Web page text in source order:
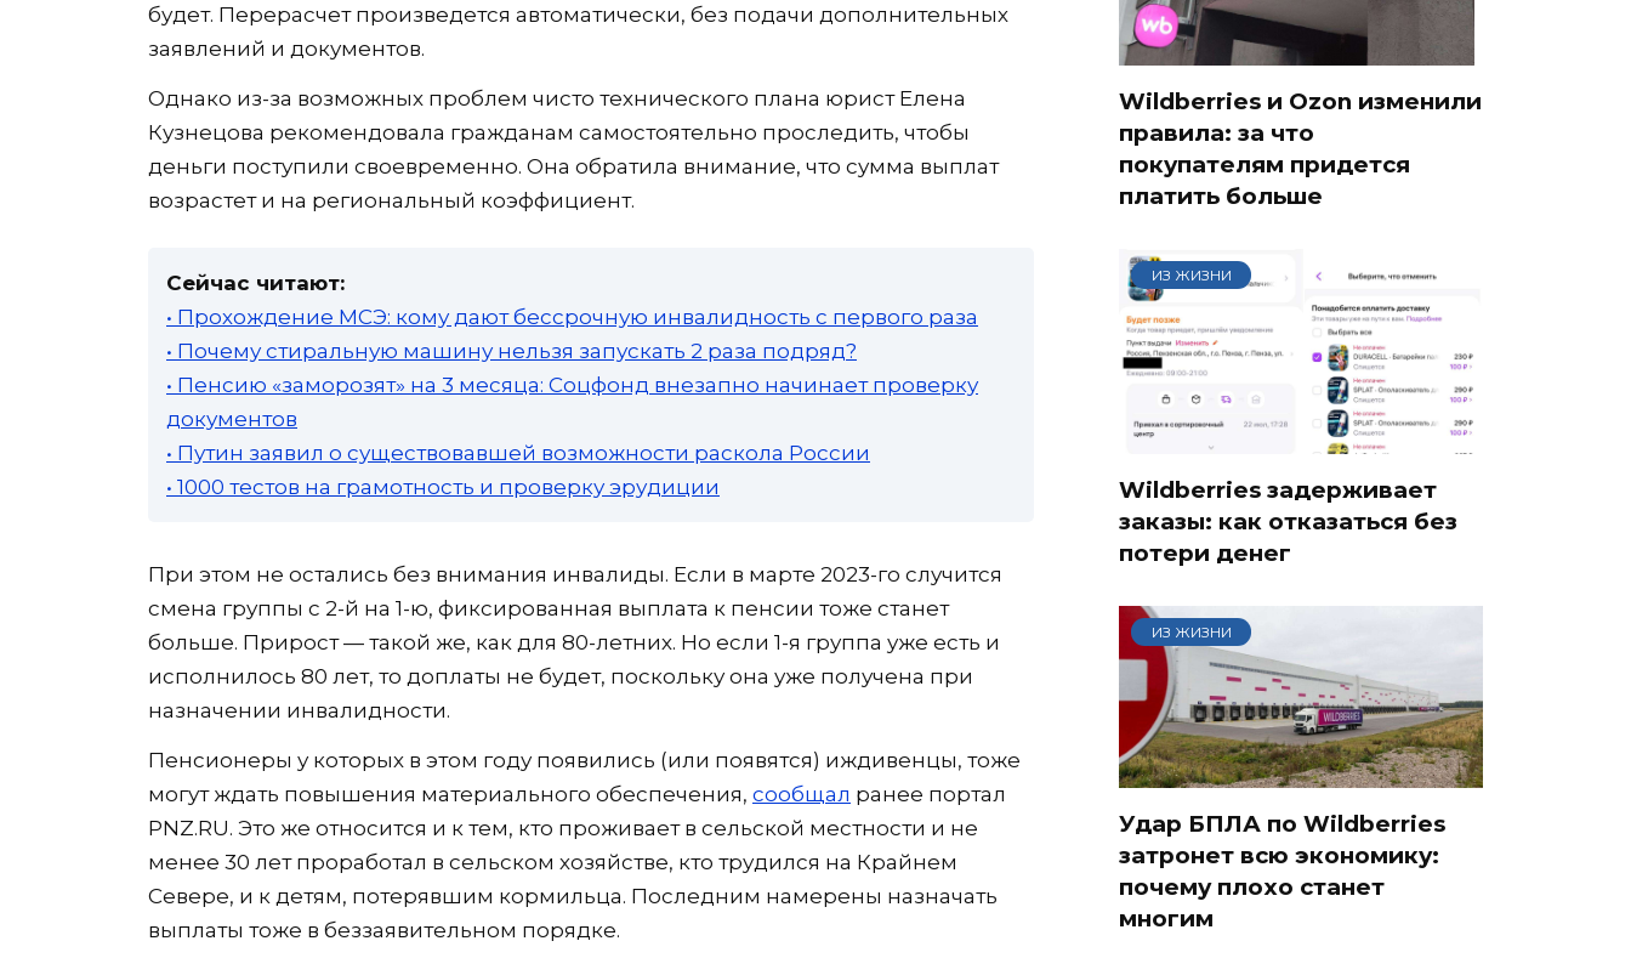
будет. Перерасчет произведется автоматически, без подачи дополнительных
заявлений и документов.
Однако из-за возможных проблем чисто технического плана юрист Елена
Кузнецова рекомендовала гражданам самостоятельно проследить, чтобы
деньги поступили своевременно. Она обратила внимание, что сумма выплат
возрастет и на региональный коэффициент.
Сейчас читают:
• Прохождение МСЭ: кому дают бессрочную инвалидность с первого раза
• Почему стиральную машину нельзя запускать 2 раза подряд?
• Пенсию «заморозят» на 3 месяца: Соцфонд внезапно начинает проверку
документов
• Путин заявил о существовавшей возможности раскола России
• 1000 тестов на грамотность и проверку эрудиции
При этом не остались без внимания инвалиды. Если в марте 2023-го случится
смена группы с 2-й на 1-ю, фиксированная выплата к пенсии тоже станет
больше. Прирост — такой же, как для 80-летних. Но если 1-я группа уже есть и
исполнилось 80 лет, то доплаты не будет, поскольку она уже получена при
назначении инвалидности.
Пенсионеры у которых в этом году появились (или появятся) иждивенцы, тоже
могут ждать повышения материального обеспечения, сообщал ранее портал
PNZ.RU. Это же относится и к тем, кто проживает в сельской местности и не
менее 30 лет проработал в сельском хозяйстве, кто трудился на Крайнем
Севере, и к детям, потерявшим кормильца. Последним намерены назначать
выплаты тоже в беззаявительном порядке.
Wildberries и Ozon изменили
правила: за что
покупателям придется
платить больше
ИЗ ЖИЗНИ
Wildberries задерживает
заказы: как отказаться без
потери денег
ИЗ ЖИЗНИ
Удар БПЛА по Wildberries
затронет всю экономику:
почему плохо станет
многим